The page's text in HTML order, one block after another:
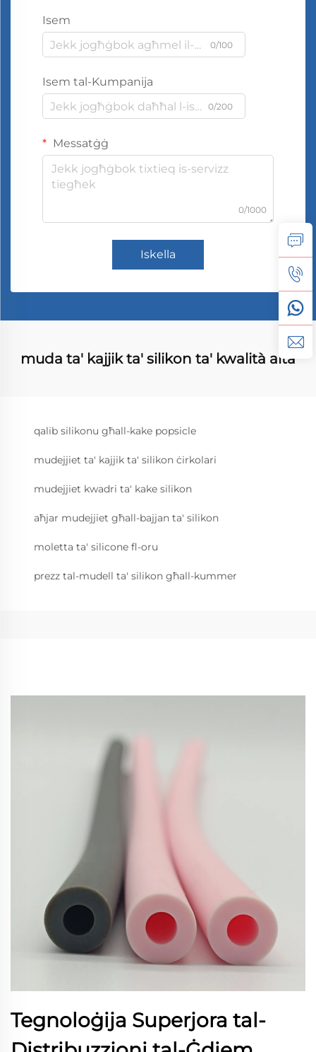
Isem
0/100
Isem tal-Kumpanija
0/200
Messatġġ
0/1000
Iskella
muda ta' kajjik ta' silikon ta' kwalità alta
qalib silikonu għall-kake popsicle
mudejjiet ta' kajjik ta' silikon ċirkolari
mudejjiet kwadri ta' kake silikon
aħjar mudejjiet għall-bajjan ta' silikon
moletta ta' silicone fl-oru
prezz tal-mudell ta' silikon għall-kummer
Tegnoloġija Superjora tal-